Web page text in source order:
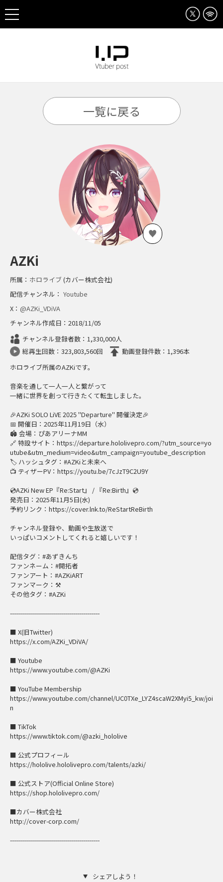
一覧に戻る
AZKi
所属： ホロライブ (カバー株式会社)
配信チャンネル： Youtube
X： @AZKi_VDiVA
チャンネル作成日：2018/11/05
チャンネル登録者数：1,330,000人
総再生回数：323,803,560回
動画登録件数：1,396本
ホロライブ所属のAZKiです。
音楽を通して一人一人と繋がって
一緒に世界を創って行きたくて転生しました。
🎉AZKi SOLO LiVE 2025 "Departure" 開催決定🎉
📅 開催日：2025年11月19日（水）
🏟️ 会場：ぴあアリーナMM
🔗 特設サイト：https://departure.hololivepro.com/?utm_source=yo
utube&utm_medium=video&utm_campaign=youtube_description
🏷️ ハッシュタグ：#AZKiと未来へ
📺️ ティザーPV：https://youtu.be/7cJzT9C2U9Y
💿️AZKi New EP『Re:Start』 / 『Re:Birth』💿️
発売日：2025年11月5日(水)
予約リンク：https://cover.lnk.to/ReStartReBirth
チャンネル登録や、動画や生放送で
いっぱいコメントしてくれると嬉しいです！
配信タグ：#あずきんち
ファンネーム：#開拓者
ファンアート：#AZKiART
ファンマーク：⚒
その他タグ：#AZKi
---------------------------------------------
■ X(旧Twitter)
https://x.com/AZKi_VDiVA/
■ Youtube
https://www.youtube.com/@AZKi
■ YouTube Membership
https://www.youtube.com/channel/UC0TXe_LYZ4scaW2XMyi5_kw/joi
n
■ TikTok
https://www.tiktok.com/@azki_hololive
■ 公式プロフィール
https://hololive.hololivepro.com/talents/azki/
■ 公式ストア(Official Online Store)
https://shop.hololivepro.com/
■カバー株式会社
http://cover-corp.com/
---------------------------------------------
シェアしよう！